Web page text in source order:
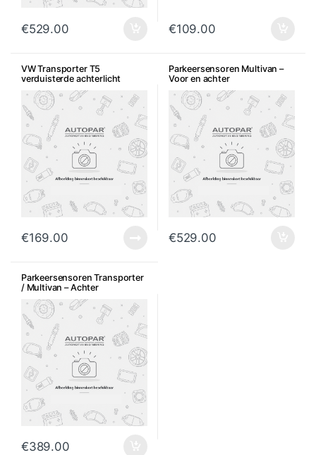
€529.00 €109.00
VW Transporter T5
verduisterde achterlicht
Multivan
€169.00
Parkeersensoren Multivan –
Voor en achter
€529.00
Parkeersensoren Transporter
/ Multivan – Achter
€389.00